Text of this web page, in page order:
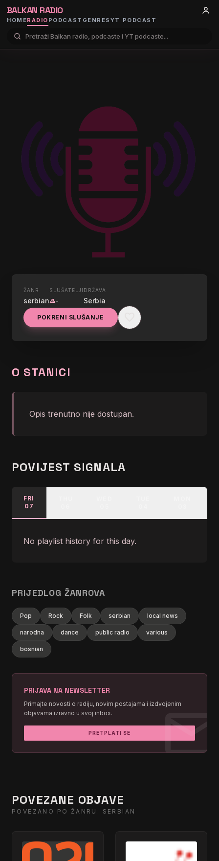
BALKAN RADIO
HOMERADIO PODCAST GENRES YT PODCAST
UŽIVO
KRAGUJEVAC PLAZA
RADIO
ŽANR
serbian
SLUŠATELJI
group-
DRŽAVA
Serbia
POKRENI SLUŠANJE
O STANICI
Opis trenutno nije dostupan.
POVIJEST SIGNALA
FRI
07
No playlist history for this day.
PRIJEDLOG ŽANROVA
Pop Rock Folk serbian local news
narodna dance public radio various
bosnian
PRIJAVA NA NEWSLETTER
Primajte novosti o radiju, novim postajama i izdvojenim
objavama izravno u svoj inbox.
PRETPLATI SE
POVEZANE OBJAVE
POVEZANO PO ŽANRU: SERBIAN